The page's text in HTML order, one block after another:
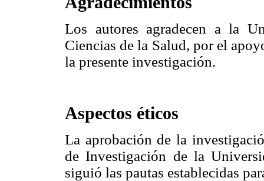
Los autores agradecen a la
Ciencias de la Salud, por el
la presente investigación.
Aspectos éticos
La aprobación de la
de Investigación de la
siguió las pautas establecidas